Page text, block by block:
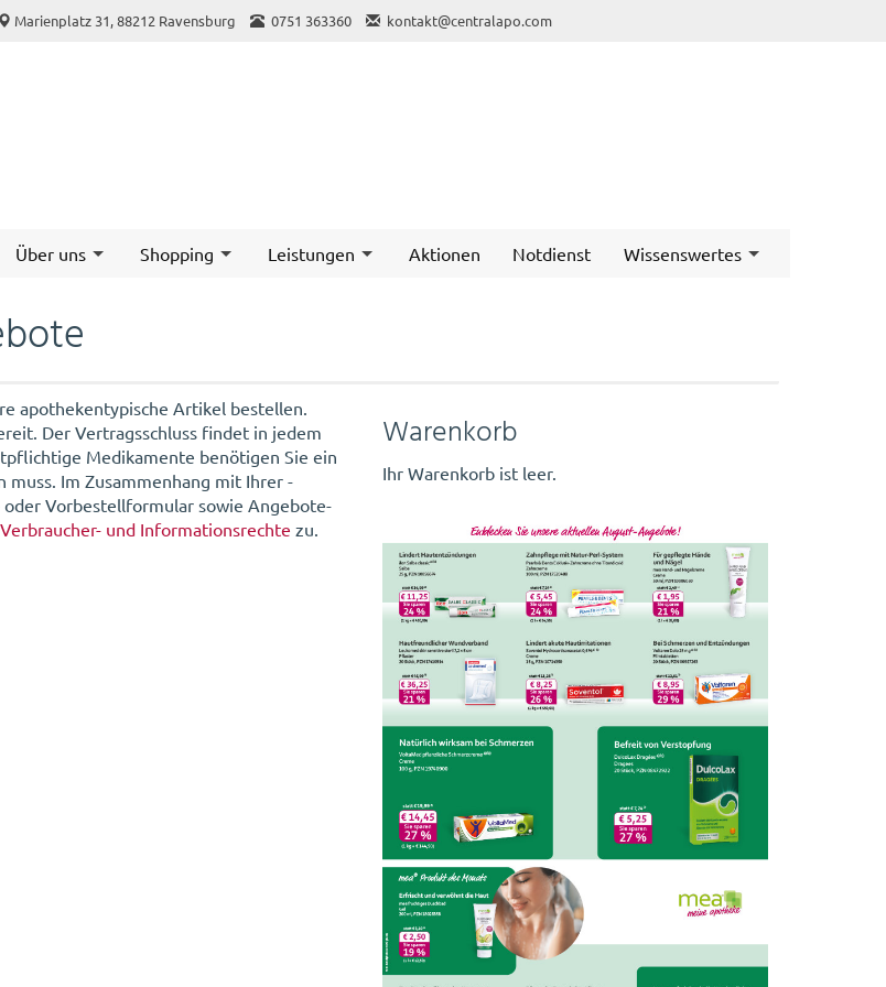
Marienplatz 31, 88212 Ravensburg 0751 363360 kontakt@centralapo.com
Über uns Shopping Leistungen Aktionen Notdienst Wissenswertes
apothekentypische Artikel bestellen.
Der Vertragsschluss findet in jedem
Medikamente benötigen Sie ein
Im Zusammenhang mit Ihrer -
Vorbestellformular sowie Angebote-
und Informationsrechte zu.
Warenkorb
Ihr Warenkorb ist leer.